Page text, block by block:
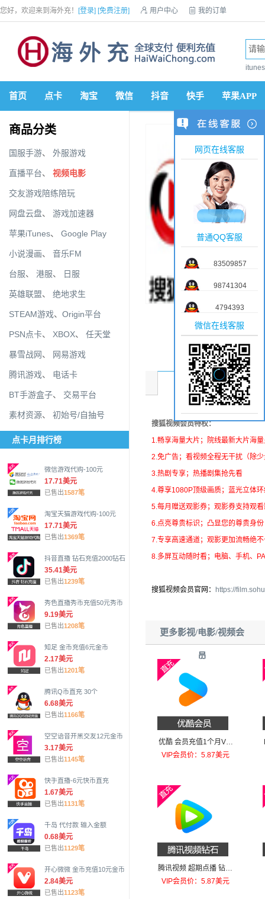
您好，欢迎来到海外充！ [登录] [免费注册]  用户中心  我的订单
首页 点卡 淘宝 微信 抖音 快手 苹果APP
商品分类
国服手游、 外服游戏
直播平台、 视频电影
交友游戏陪练陪玩
网盘云盘、 游戏加速器
苹果iTunes、 Google Play
小说漫画、 音乐FM
台服、 港服、 日服
英雄联盟、 绝地求生
STEAM游戏、 Origin平台
PSN点卡、 XBOX、 任天堂
暴雪战网、 网易游戏
腾讯游戏、 电话卡
BT手游盒子、 交易平台
素材资源、 初始号/自抽号
点卡月排行榜
微信游戏代购-100元
17.71美元
已售出1587笔
淘宝天猫游戏代购-100元
17.71美元
已售出1369笔
抖音直播 钻石充值2000钻石
35.41美元
已售出1239笔
秀色直播秀币充值50元秀币
9.19美元
已售出1208笔
知足 金币充值6元金币
2.17美元
已售出1201笔
腾讯Q币直充 30个
6.68美元
已售出1166笔
空空语音开黑交友12元金币
3.17美元
已售出1145笔
快手直播-6元快币直充
1.67美元
已售出1131笔
千岛 代付款 输入金额
0.68美元
已售出1129笔
开心微微 金币充值10元金币
2.84美元
已售出1123笔
商品介绍
搜狐视频会员特权：
1.畅享海量大片；院线最新大片海
2.免广告；看视频全程无干扰（除
3.热剧专享；热播剧集抢先看
4.尊享1080P顶级画质；蓝光立体
5.每月赠送观影券；观影券支持观
6.点亮尊贵标识；凸显您的尊贵身份
7.专享高速通道；观影更加流畅绝
8.多屏互动随时看；电脑、手机、
搜狐视频会员官网： https://
更多影视/电影/视频会
员
优酷 会员充值1个月VIP
会员
VIP会员价：5.87美元
腾讯视频 超期点播 钻石
30钻
VIP会员价：5.87美元
网页在线客服
普通QQ客服
83509857
98741304
4794393
微信在线客服